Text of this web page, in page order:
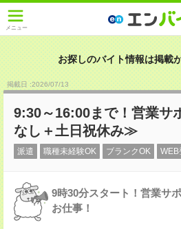
メニュー
お探しのバイト情報は掲載
掲載日 :2026/07/13
9:30～16:00まで！営業サ
なし＋土日祝休み≫
派遣 職種未経験OK ブランクOK WEB
9時30分スタート！営業サ
お仕事！